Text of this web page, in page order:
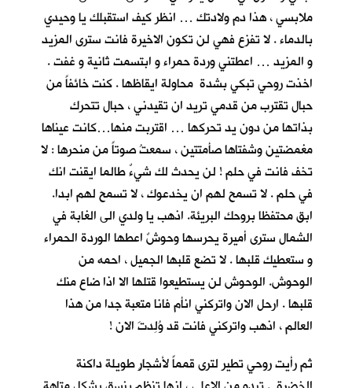
ملابسي ، هذا دم ولادتك … انظر كيف استقبلك يا وحيدي
بالدماء . لا تفزع فهي لن تكون الاخيرة فانت سترى المزيد
و المزيد … اعطتني وردة حمراء و ابتسمت ثانية و غفت .
اخذت روحي تبكي بشدة محاولة ايقاظها . كنت خائفاً من
حبال تقترب من قدمي تريد ان تقيدني ، حبال تتحرك
بذاتها من دون يد تحركها … اقتربت منها…كانت عيناها
مغمضتين وشفتاها صأمتتين ، سمعتُ صوتاً من منحرها : لا
تخف فانت في حلم ! لن يحدث لك شيءٌ طالما ايقنت انك
في حلم . لا تسمح لهم ان يخدعوك ، لا تسمح لهم ابدا.
ابق محتفظا بروحك البريئة. اذهب يا ولدي الى الغابة في
الشمال سترى أميرة يحرسها وحوشٌ اعطها الوردة الحمراء
و ستعطيك قلبها . لا تضع قلبها الجميل ، احمه من
الوحوش. الوحوش لن يستطيعوا قتلها الا اذا ضاع منك
قلبها . ارحل الان واتركني انأم فانا متعبة جدا من هذا
العالم ، اذهب واتركني فانت قد وُلِدتَ الان !
ثم رأيت روحي تطير لترى قمماً لأشجارٍ طويلة داكنة